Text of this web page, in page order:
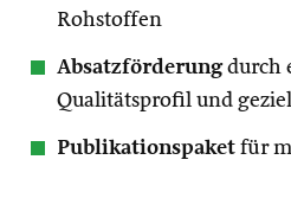
Rohstoffen
Absatzförderungdurch
Qualitätsprofil und
Publikationspaket für